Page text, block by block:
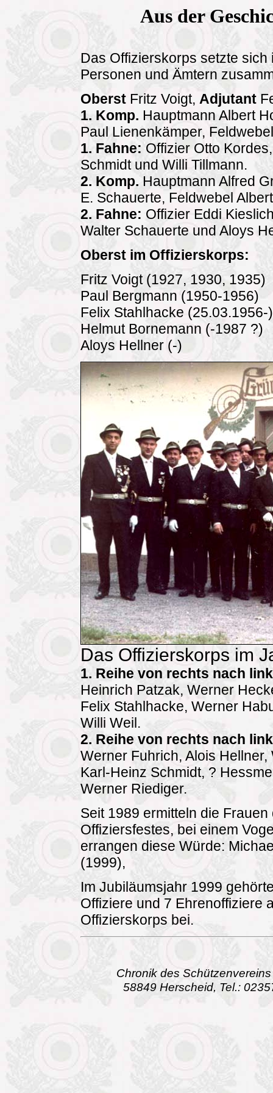
Aus der
Das Offizierskorps setzte
Personen und Ämtern
OberstFritz Voigt, Adjutant
1. Komp. Hauptmann Albert
Paul Lienenkämper,
1. Fahne:Offizier Otto
Schmidt und Willi Tillmann.
2. Komp. Hauptmann Alfred
E. Schauerte, Feldwebel
2. Fahne: Offizier Eddi
Walter Schauerte und Aloys
Oberst im Offizierskorps:
Fritz Voigt (1927, 1930, 1935)
Paul Bergmann (1950-1956)
Felix Stahlhacke (25.03.1956-)
Helmut Bornemann (-1987 ?)
Aloys Hellner (-)
Das Offizierskorps im
1. Reihe von rechts nach
Heinrich Patzak, Werner
Felix Stahlhacke, Werner
Willi Weil.
2. Reihe von rechts nach
Werner Fuhrich, Alois
Karl-Heinz Schmidt, ?
Werner Riediger.
Seit 1989 ermitteln die
Offiziersfestes, bei einem
errangen diese Würde:
(1999),
Im Jubiläumsjahr 1999
Offiziere und 7 Ehrenoffiziere
Offizierskorps bei.
Chronik des
58849 Herscheid, Tel.: